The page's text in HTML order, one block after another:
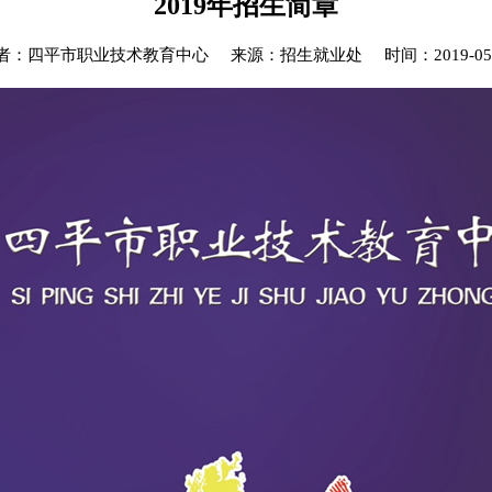
：四平市职业技术教育中心 来源：招生就业处 时间：2019-